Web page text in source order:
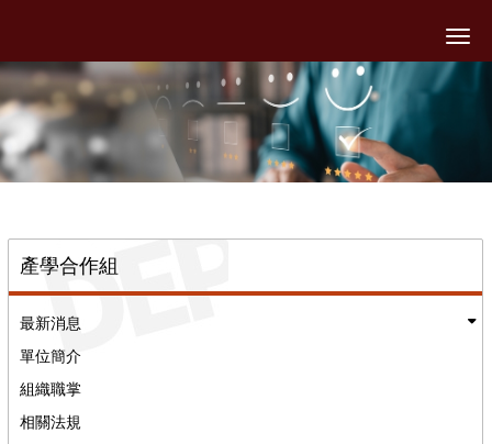
產學合作組
最新消息
單位簡介
組織職掌
相關法規